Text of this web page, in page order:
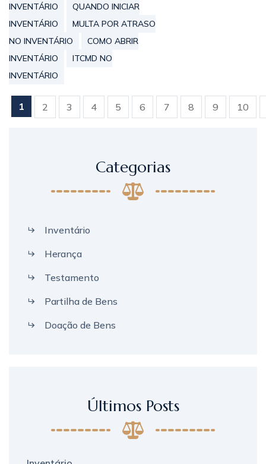
INVENTÁRIO
QUANDO INICIAR
INVENTÁRIO
MULTA POR ATRASO
NO INVENTÁRIO
COMO ABRIR
INVENTÁRIO
ITCMD NO
INVENTÁRIO
1 2 3 4 5 6 7 8 9 10
Categorias
Inventário
Herança
Testamento
Partilha de Bens
Doação de Bens
Últimos Posts